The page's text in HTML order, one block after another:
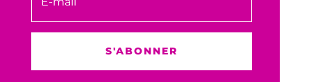
S'ABONNER